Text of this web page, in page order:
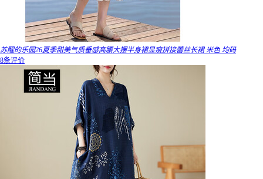
苏醒的乐园26夏季甜美气质垂感高腰大摆半身裙显瘦拼接蕾丝长裙 米色 均码
8条评价